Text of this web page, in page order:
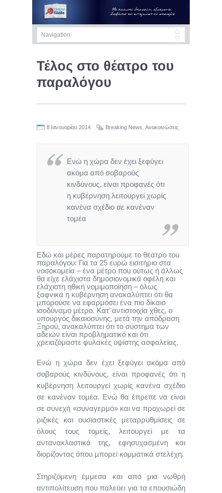
Τέλος στο θέατρο του
παραλόγου
8 Ιανουαρίου 2014 Breaking News Ανακοινώσεις
Ενώ η χώρα δεν έχει ξεφύγει
ακόμα από σοβαρούς
κινδύνους, είναι προφανές ότι
η κυβέρνηση λειτουργεί χωρίς
κανένα σχέδιο σε κανέναν
τομέα
Εδώ και μέρες παρατηρούμε το θέατρο του
παραλόγου: Για τα 25 ευρώ εισιτήριο στα
νοσοκομεία – ένα μέτρο που ούτως ή άλλως
θα είχε ελάχιστα δημοσιονομικά οφέλη και
ελάχιστη ηθική νομιμοποίηση – όλως
ξαφνικά η κυβέρνηση ανακαλύπτει ότι θα
μπορούσε να εφαρμόσει ένα πιο δίκαιο
ισοδύναμο μέτρο. Κατ’ αντιστοιχία χθες, ο
υπουργός δικαιοσύνης, μετά την απόδραση
Ξηρού, ανακαλύπτει ότι το σύστημα των
αδειών είναι προβληματικό και ότι
χρειαζόμαστε φυλακές υψίστης ασφαλείας.
Ενώ η χώρα δεν έχει ξεφύγει ακόμα από
σοβαρούς κινδύνους, είναι προφανές ότι η
κυβέρνηση λειτουργεί χωρίς κανένα σχέδιο
σε κανέναν τομέα. Ενώ θα έπρεπε να είναι
σε συνεχή «συναγερμό» και να προχωρεί σε
ριζικές και ουσιαστικές μεταρρυθμίσεις σε
όλους τους τομείς, λειτουργεί με τα
αντανακλαστικά της, εφησυχασμένη και
διορίζοντας όπου μπορεί κομματικά στελέχη.
Στηριζόμενη έμμεσα και από μια νωθρή
αντιπολίτευση που παλεύει για τα επουσιώδη